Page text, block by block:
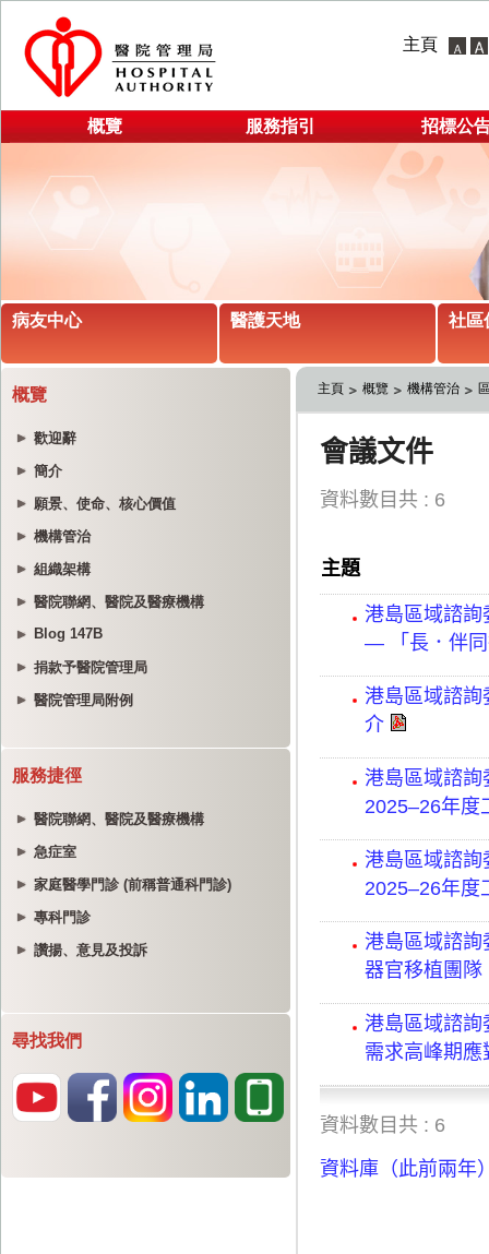
主頁
概覽 服務指引 招標公
病友中心 醫護天地 社區
概覽
歡迎辭
簡介
願景、使命、核心價值
機構管治
組織架構
醫院聯網、醫院及醫療機構
Blog 147B
捐款予醫院管理局
醫院管理局附例
服務捷徑
醫院聯網、醫院及醫療機構
急症室
家庭醫學門診 (前稱普通科門診)
專科門診
讚揚、意見及投訴
尋找我們
主頁 概覽 機構管治